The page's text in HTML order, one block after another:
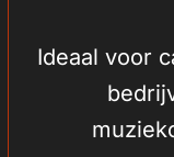
Ideaal voor